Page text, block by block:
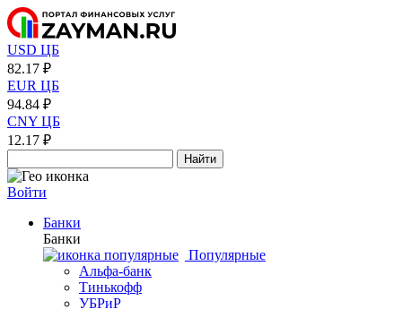
USD ЦБ
82.17 ₽
EUR ЦБ
94.84 ₽
CNY ЦБ
12.17 ₽
Найти
Войти
Банки
Банки
Популярные
Альфа-банк
Тинькофф
УБРиР